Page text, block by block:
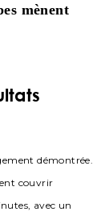
mènent
démontrée.
couvrir
avec un